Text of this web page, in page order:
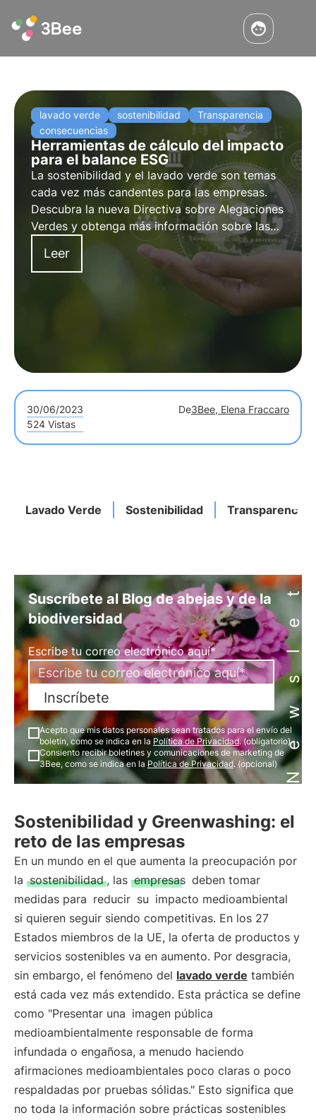
lavado verde sostenibilidad
Transparencia
consecuencias
Herramientas de cálculo del impacto
para el balance ESG
La sostenibilidad y el lavado verde son temas
cada vez más candentes para las empresas.
Descubra la nueva Directiva sobre Alegaciones
Verdes y obtenga más información sobre las
herramientas de cálculo del impacto para su
informe de sostenibilidad descargando la guía
práctica de 3Bee.
Leer
30/06/2023 De3Bee, Elena Fraccaro
524 Vistas
Lavado Verde Sostenibilidad Transparencia
Newsletter
Suscríbete al Blog de abejas y de la
biodiversidad
Escribe tu correo electrónico aquí*
Inscríbete
Acepto que mis datos personales sean tratados para el envío del
boletín, como se indica en la Política de Privacidad. (obligatorio)
Consiento recibir boletines y comunicaciones de marketing de
3Bee, como se indica en la Política de Privacidad. (opcional)
Sostenibilidad y Greenwashing: el
reto de las empresas
En un mundo en el que aumenta la preocupación por
la sostenibilidad , las empresas deben tomar
medidas para reducir su impacto medioambiental
si quieren seguir siendo competitivas. En los 27
Estados miembros de la UE, la oferta de productos y
servicios sostenibles va en aumento. Por desgracia,
sin embargo, el fenómeno del lavado verde también
está cada vez más extendido. Esta práctica se define
como "Presentar una imagen pública
medioambientalmente responsable de forma
infundada o engañosa, a menudo haciendo
afirmaciones medioambientales poco claras o poco
respaldadas por pruebas sólidas." Esto significa que
no toda la información sobre prácticas sostenibles